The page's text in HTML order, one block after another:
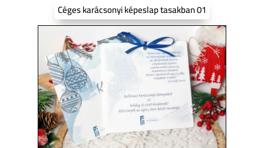
Céges karácsonyi képeslap tasakban 01